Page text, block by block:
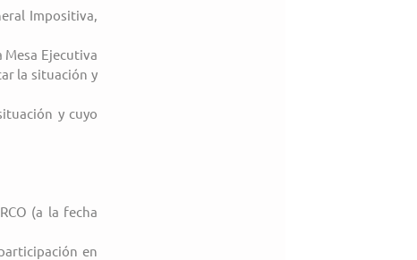
Impositiva,
Ejecutiva
la situación y
y cuyo
(a la fecha
en